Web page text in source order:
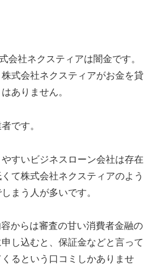
会社ネクスティアは闇金です。
式会社ネクスティアがお金を貸
ありません。
です。
すいビジネスローン会社は存在
て株式会社ネクスティアのよう
まう人が多いです。
からは審査の甘い消費者金融の
し込むと、保証金などと言って
るという口コミしかありませ